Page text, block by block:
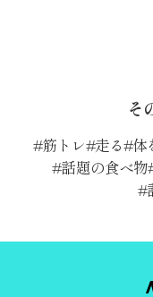
そ
筋トレ 走る 体
話題の食べ物